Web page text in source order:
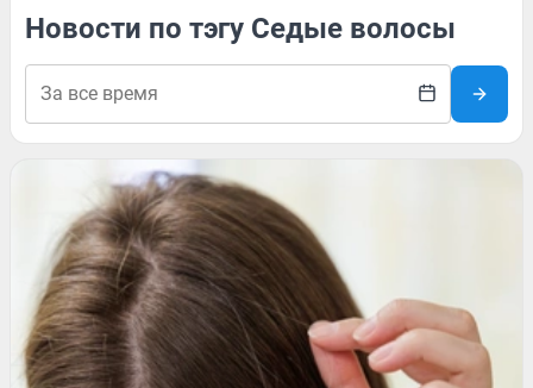
Новости по тэгу Седые волосы